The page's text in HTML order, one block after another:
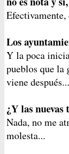
Efectivamente,
Los
Y la poca
pueblos que la
viene después...
¿Y las
Nada, no me
molesta...